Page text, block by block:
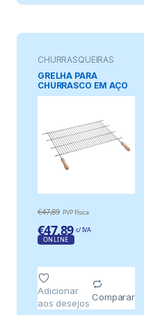
CHURRASQUEIRAS
GRELHA PARA
CHURRASCO EM AÇO
ZINCADO COM ALÇAS
€47,89 PVP Física
€47,89 c/ IVA
ONLINE
Adicionar
aos desejos
Comparar